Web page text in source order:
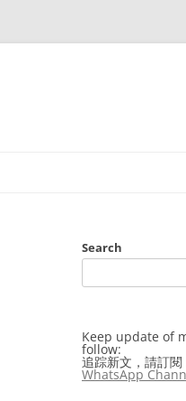
Search
Keep update of
follow:
追踪新文，請訂閱
WhatsApp